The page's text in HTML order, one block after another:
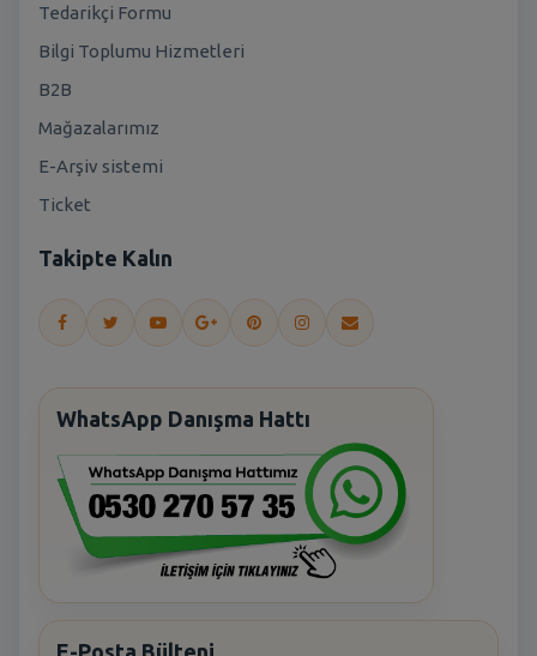
Tedarikçi Formu
Bilgi Toplumu Hizmetleri
B2B
Mağazalarımız
E-Arşiv sistemi
Ticket
Takipte Kalın
WhatsApp Danışma Hattı
E-Posta Bülteni